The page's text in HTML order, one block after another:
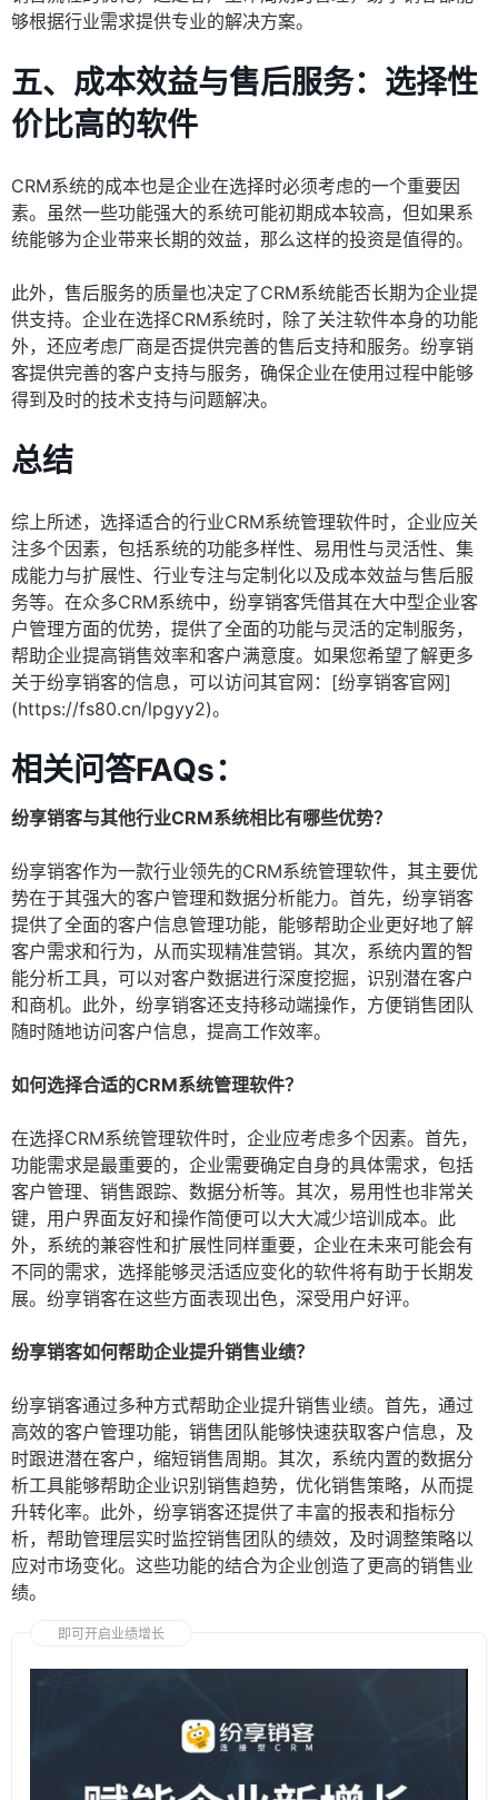
够根据行业需求提供专业的解决方案。
五、成本效益与售后服务：选择性
价比高的软件
CRM系统的成本也是企业在选择时必须考虑的一个重要因
素。虽然一些功能强大的系统可能初期成本较高，但如果系
统能够为企业带来长期的效益，那么这样的投资是值得的。
此外，售后服务的质量也决定了CRM系统能否长期为企业提
供支持。企业在选择CRM系统时，除了关注软件本身的功能
外，还应考虑厂商是否提供完善的售后支持和服务。纷享销
客提供完善的客户支持与服务，确保企业在使用过程中能够
得到及时的技术支持与问题解决。
总结
综上所述，选择适合的行业CRM系统管理软件时，企业应关
注多个因素，包括系统的功能多样性、易用性与灵活性、集
成能力与扩展性、行业专注与定制化以及成本效益与售后服
务等。在众多CRM系统中，纷享销客凭借其在大中型企业客
户管理方面的优势，提供了全面的功能与灵活的定制服务，
帮助企业提高销售效率和客户满意度。如果您希望了解更多
关于纷享销客的信息，可以访问其官网：[纷享销客官网]
(https://fs80.cn/lpgyy2)。
相关问答FAQs：
纷享销客与其他行业CRM系统相比有哪些优势？
纷享销客作为一款行业领先的CRM系统管理软件，其主要优
势在于其强大的客户管理和数据分析能力。首先，纷享销客
提供了全面的客户信息管理功能，能够帮助企业更好地了解
客户需求和行为，从而实现精准营销。其次，系统内置的智
能分析工具，可以对客户数据进行深度挖掘，识别潜在客户
和商机。此外，纷享销客还支持移动端操作，方便销售团队
随时随地访问客户信息，提高工作效率。
如何选择合适的CRM系统管理软件？
在选择CRM系统管理软件时，企业应考虑多个因素。首先，
功能需求是最重要的，企业需要确定自身的具体需求，包括
客户管理、销售跟踪、数据分析等。其次，易用性也非常关
键，用户界面友好和操作简便可以大大减少培训成本。此
外，系统的兼容性和扩展性同样重要，企业在未来可能会有
不同的需求，选择能够灵活适应变化的软件将有助于长期发
展。纷享销客在这些方面表现出色，深受用户好评。
纷享销客如何帮助企业提升销售业绩？
纷享销客通过多种方式帮助企业提升销售业绩。首先，通过
高效的客户管理功能，销售团队能够快速获取客户信息，及
时跟进潜在客户，缩短销售周期。其次，系统内置的数据分
析工具能够帮助企业识别销售趋势，优化销售策略，从而提
升转化率。此外，纷享销客还提供了丰富的报表和指标分
析，帮助管理层实时监控销售团队的绩效，及时调整策略以
应对市场变化。这些功能的结合为企业创造了更高的销售业
绩。
即可开启业绩增长